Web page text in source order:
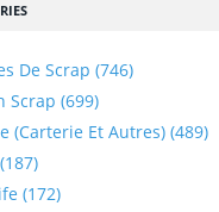
De Scrap (746)
Scrap (699)
(carterie Et Autres) (489)
(172)